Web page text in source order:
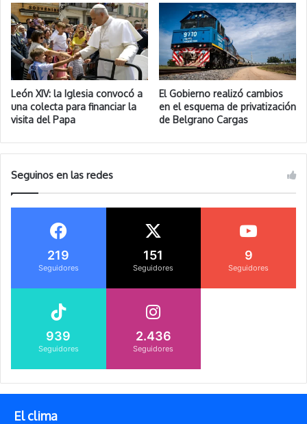
León XIV: la Iglesia convocó a
una colecta para financiar la
visita del Papa
El Gobierno realizó cambios
en el esquema de privatización
de Belgrano Cargas
Seguinos en las redes
219
Seguidores
151
Seguidores
9
Seguidores
939
Seguidores
2.436
Seguidores
El clima